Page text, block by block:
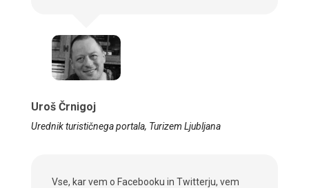
Uroš Črnigoj
Urednik turističnega portala, Turizem Ljubljana
Vse, kar vem o Facebooku in Twitterju, vem